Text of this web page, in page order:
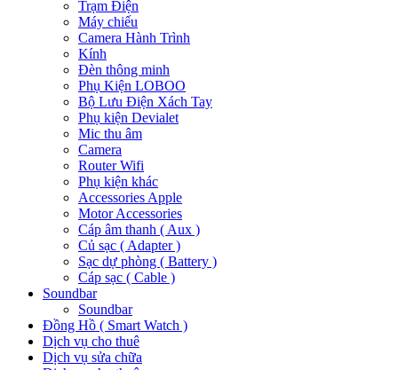
Trạm Điện
Máy chiếu
Camera Hành Trình
Kính
Đèn thông minh
Phụ Kiện LOBOO
Bộ Lưu Điện Xách Tay
Phụ kiện Devialet
Mic thu âm
Camera
Router Wifi
Phụ kiện khác
Accessories Apple
Motor Accessories
Cáp âm thanh ( Aux )
Củ sạc ( Adapter )
Sạc dự phòng ( Battery )
Cáp sạc ( Cable )
Soundbar
Soundbar
Đồng Hồ ( Smart Watch )
Dịch vụ cho thuê
Dịch vụ sửa chữa